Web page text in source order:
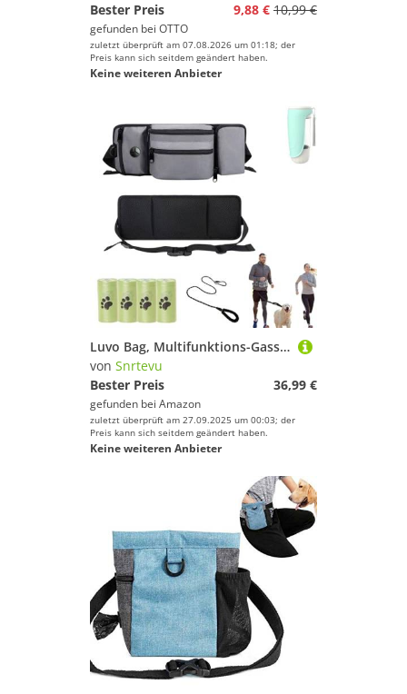
Bester Preis
9,88 € 10,99 €
gefunden bei OTTO
zuletzt überprüft am 07.08.2026 um 01:18; der
Preis kann sich seitdem geändert haben.
Keine weiteren Anbieter
Luvo Bag, Multifunktions-Gassitasche, Gürteltasche Mit Trinkflaschenhalter, Hunde Spaziertasche, Organisiert Snacks Und Kotbeutel, Gibt Ihnen Die Hände Frei (Grau,C)
von Snrtevu
Bester Preis
36,99 €
gefunden bei Amazon
zuletzt überprüft am 27.09.2025 um 00:03; der
Preis kann sich seitdem geändert haben.
Keine weiteren Anbieter